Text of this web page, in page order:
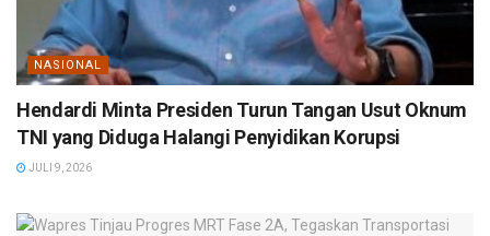
NASIONAL
Hendardi Minta Presiden Turun Tangan Usut Oknum
TNI yang Diduga Halangi Penyidikan Korupsi
JULI 9, 2026